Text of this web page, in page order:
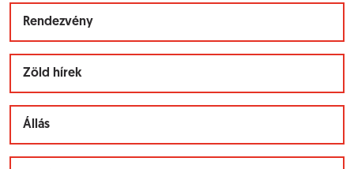
Rendezvény
Zöld hírek
Állás